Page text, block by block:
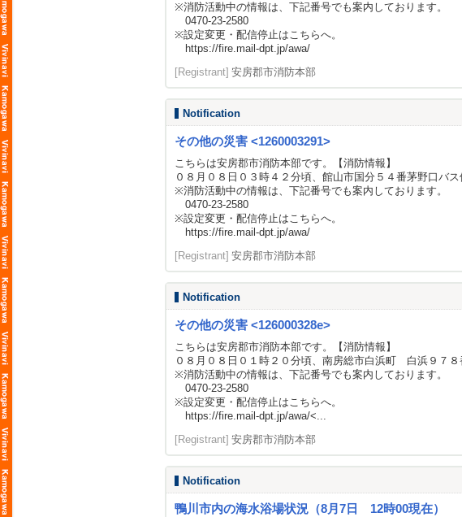
※消防活動中の情報は、下記番号でも案内しております。
0470-23-2580
※設定変更・配信停止はこちらへ。
https://fire.mail-dpt.jp/awa/
[Registrant] 安房郡市消防本部
Notification
その他の災害 <1260003291>
こちらは安房郡市消防本部です。【消防情報】
０８月０８日０３時４２分頃、館山市国分５４番茅野口バ
※消防活動中の情報は、下記番号でも案内しております。
0470-23-2580
※設定変更・配信停止はこちらへ。
https://fire.mail-dpt.jp/awa/
[Registrant] 安房郡市消防本部
Notification
その他の災害 <126000328e>
こちらは安房郡市消防本部です。【消防情報】
０８月０８日０１時２０分頃、南房総市白浜町 白浜９７
※消防活動中の情報は、下記番号でも案内しております。
0470-23-2580
※設定変更・配信停止はこちらへ。
https://fire.mail-dpt.jp/awa/<...
[Registrant] 安房郡市消防本部
Notification
鴨川市内の海水浴場状況（8月7日 12時00現在）